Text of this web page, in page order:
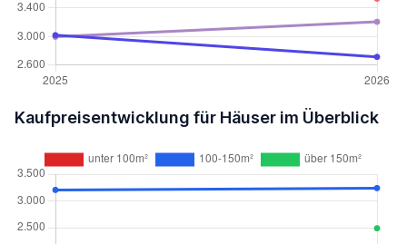
Kaufpreisentwicklung für Häuser im Überblick